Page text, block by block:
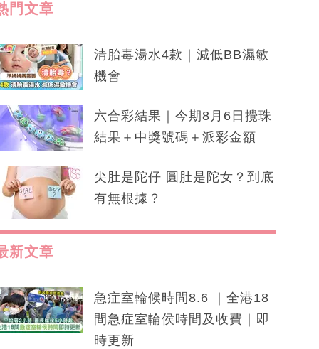
門文章
清胎毒湯水4款｜減低BB濕敏
機會
六合彩結果｜今期8月6日攪珠
結果＋中獎號碼＋派彩金額
尖肚是陀仔 圓肚是陀女？到底
有無根據？
新文章
急症室輪候時間8.6 ｜全港18
間急症室輪侯時間及收費｜即
時更新